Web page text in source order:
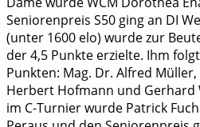
Seniorenpreis S50 ging an DI
(unter 1600 elo) wurde zur
der 4,5 Punkte erzielte. Ihm
Punkten: Mag. Dr. Alfred
Herbert Hofmann und Gerhard
im C-Turnier wurde Patrick